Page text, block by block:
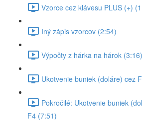
Vzorce cez klávesu PLUS (+)
Iný zápis vzorcov (2:54)
Výpočty z hárka na hárok (3:16)
Ukotvenie buniek (doláre) cez
Pokročilé: Ukotvenie buniek
F4 (7:51)